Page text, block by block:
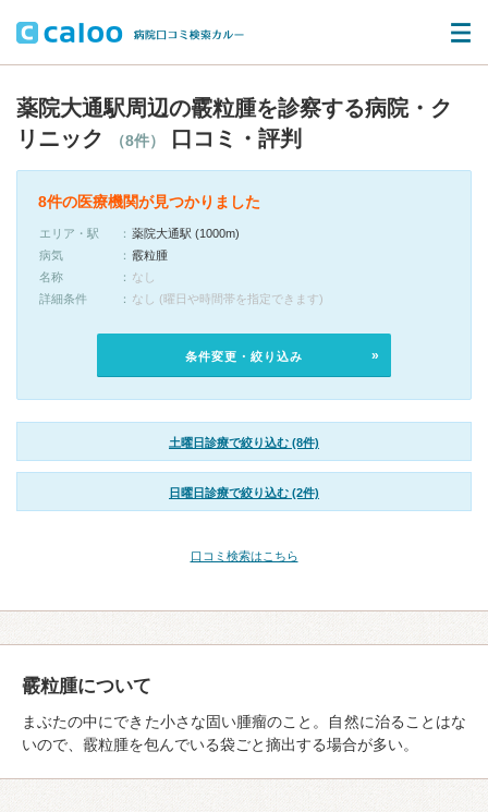
薬院大通駅周辺の霰粒腫を診察する病院・ク
リニック
（8件） 口コミ・評判
8件の医療機関が見つかりました
エリア・駅
薬院大通駅 (1000m)
病気
霰粒腫
名称
なし
詳細条件
なし (曜日や時間帯を指定できます)
条件変更・絞り込み
土曜日診療で絞り込む (8件)
日曜日診療で絞り込む (2件)
口コミ検索はこちら
霰粒腫について
まぶたの中にできた小さな固い腫瘤のこと。自然に治ることはな
いので、霰粒腫を包んでいる袋ごと摘出する場合が多い。